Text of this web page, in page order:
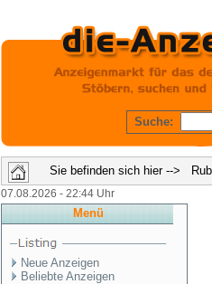
Suche:
Sie befinden sich hier -->
07.08.2026 - 22:44 Uhr
Menü
Neue Anzeigen
Beliebte Anzeigen